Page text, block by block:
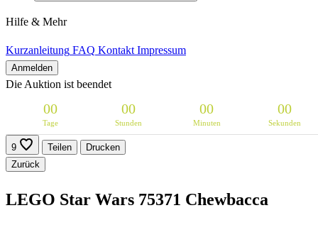
Hilfe & Mehr
Kurzanleitung FAQ Kontakt Impressum
Anmelden
Die Auktion ist beendet
00
Tage
00
Stunden
00
Minuten
00
Sekunden
9 Teilen
Drucken
Zurück
LEGO Star Wars 75371 Chewbacca